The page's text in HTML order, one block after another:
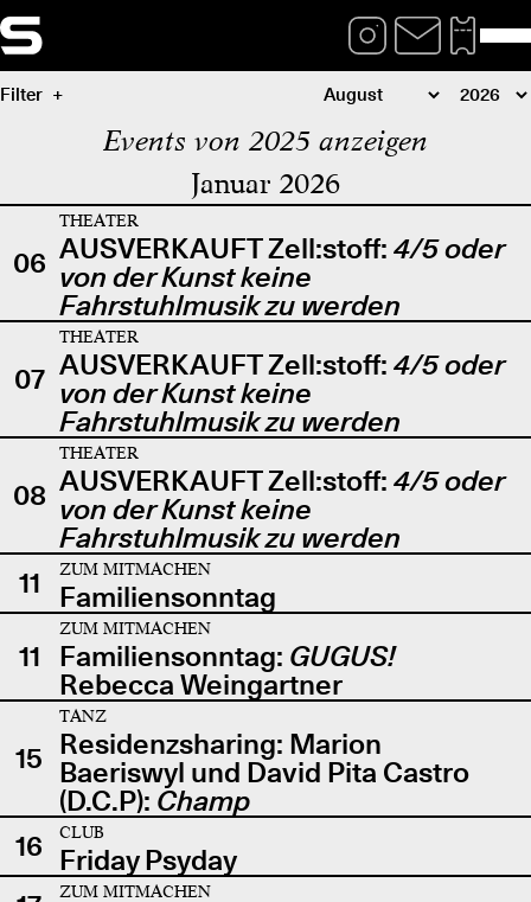
Filter
Events von 2025 anzeigen
Januar 2026
06
THEATER
AUSVERKAUFT Zell:stoff: 4/5 oder
von der Kunst keine
Fahrstuhlmusik zu werden
07
THEATER
AUSVERKAUFT Zell:stoff: 4/5 oder
von der Kunst keine
Fahrstuhlmusik zu werden
08
THEATER
AUSVERKAUFT Zell:stoff: 4/5 oder
von der Kunst keine
Fahrstuhlmusik zu werden
11
ZUM MITMACHEN
Familiensonntag
11
ZUM MITMACHEN
Familiensonntag: GUGUS!
Rebecca Weingartner
15
TANZ
Residenzsharing: Marion
Baeriswyl und David Pita Castro
(D.C.P): Champ
16
CLUB
Friday Psyday
ZUM MITMACHEN